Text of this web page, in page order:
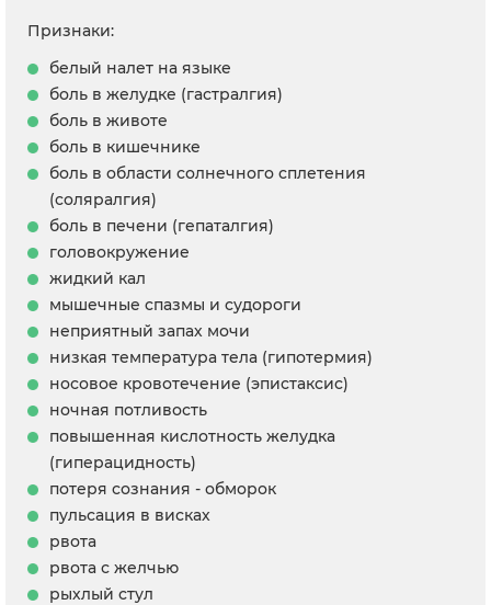
Признаки:
белый налет на языке
боль в желудке (гастралгия)
боль в животе
боль в кишечнике
боль в области солнечного сплетения
(соляралгия)
боль в печени (гепаталгия)
головокружение
жидкий кал
мышечные спазмы и судороги
неприятный запах мочи
низкая температура тела (гипотермия)
носовое кровотечение (эпистаксис)
ночная потливость
повышенная кислотность желудка
(гиперацидность)
потеря сознания - обморок
пульсация в висках
рвота
рвота с желчью
рыхлый стул